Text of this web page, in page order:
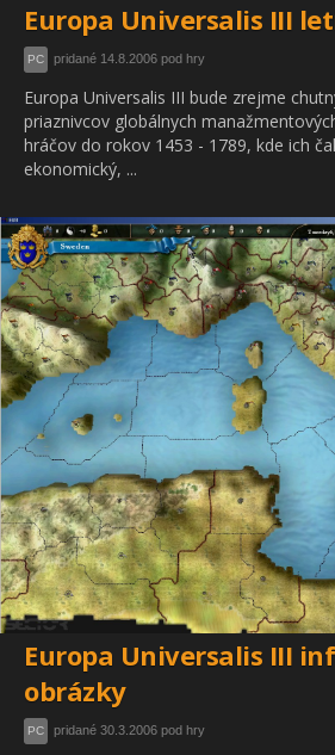
Europa Universalis III
PC pridané 14.8.2006 pod hry
Europa Universalis III bude zrejme
priaznivcov globálnych
hráčov do rokov 1453 - 1789, kde ich
ekonomický, ...
Europa Universalis III
obrázky
PC pridané 30.3.2006 pod hry